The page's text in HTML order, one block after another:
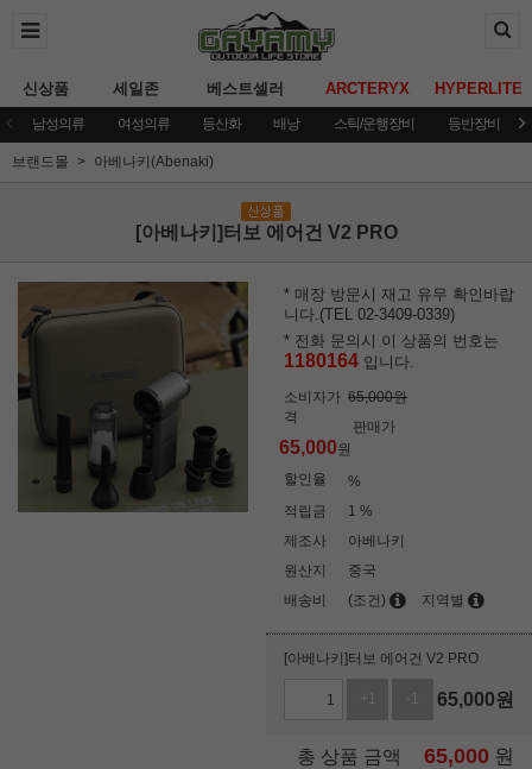
신상품 세일존 베스트셀러 ARCTERYX HYPERLITE
남성의류 여성의류 등산화 배낭 스틱/운행장비 등반장비
브랜드몰 아베나키(Abenaki)
[아베나키]터보 에어건 V2 PRO
* 매장 방문시 재고 유무 확인바랍
니다.(TEL 02-3409-0339)
* 전화 문의시 이 상품의 번호는
1180164 입니다.
소비자가
격
65,000원
판매가
65,000원
할인율
%
적립금
1 %
제조사
아베나키
원산지
중국
배송비
(조건) 지역별
[아베나키]터보 에어건 V2 PRO
+1 -1 65,000원
총 상품 금액 65,000 원